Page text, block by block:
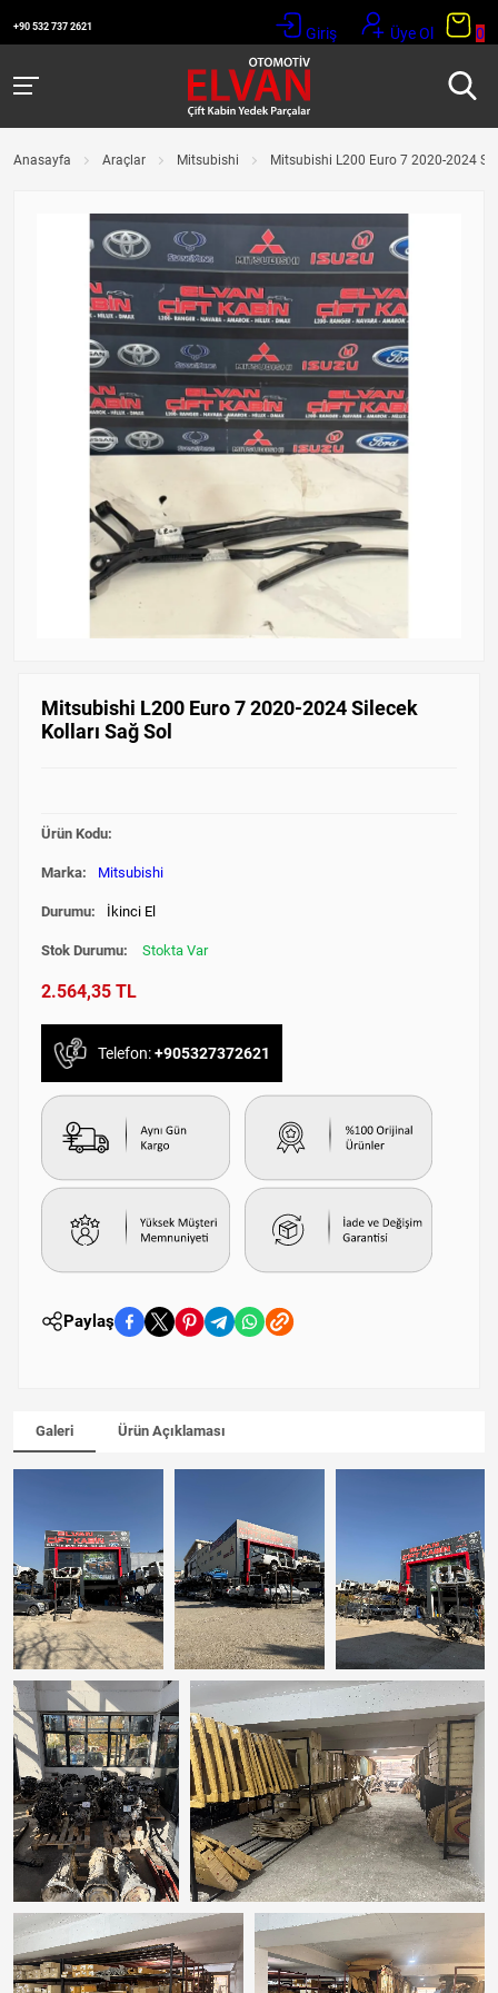
+90 532 737 2621 Giriş Üye Ol 0
Anasayfa Araçlar Mitsubishi Mitsubishi L200 Euro 7 2020-2024
Mitsubishi L200 Euro 7 2020-2024 Silecek
Kolları Sağ Sol
Ürün Kodu:
Marka: Mitsubishi
Durumu: İkinci El
Stok Durumu: Stokta Var
2.564,35 TL
Telefon:+905327372621
Paylaş
Galeri Ürün Açıklaması